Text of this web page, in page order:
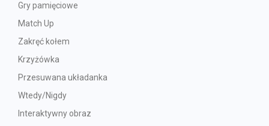
Gry pamięciowe
Match Up
Zakręć kołem
Krzyżówka
Przesuwana układanka
Wtedy/Nigdy
Interaktywny obraz